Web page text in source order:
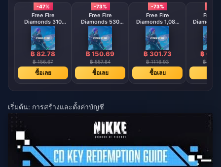
-47%
Free Fire
Diamonds 310
Diamonds
฿ 82.78
฿ 156.67
ซื้อเลย
-73%
Free Fire
Diamonds 530
Diamonds
【Middle East
region optional】
฿ 150.69
฿ 557.84
ซื้อเลย
-73%
Free Fire
Diamonds 1,080
Diamonds
【Middle East
region optional】
฿ 301.73
฿ 1116.93
ซื้อเลย
Free
【
region
฿
฿
เริ่มต้น: การสร้างและตั้งค่าบัญชี